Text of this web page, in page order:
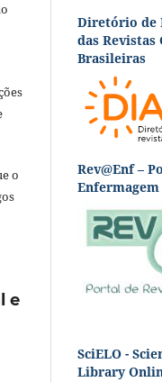
o
e
Diretório de
das
Brasileiras
Rev@Enf –
Enfermagem
SciELO -
Library